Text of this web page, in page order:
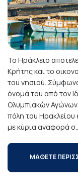
Το Ηράκλειο
Κρήτης και το
του νησιού.
όνομά του από τον
Ολυμπιακών
πόλη του Ηρακλείου
με κύρια αναφορά σ...
ΜΑΘΕΤΕ